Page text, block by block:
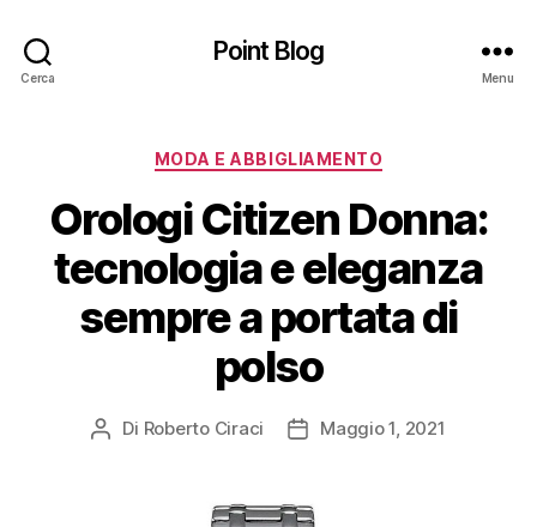
Cerca
Point Blog
Menu
Categorie
MODA E ABBIGLIAMENTO
Orologi Citizen Donna:
tecnologia e eleganza
sempre a portata di
polso
Autore
Di Roberto Ciraci
DataMaggio 1, 2021